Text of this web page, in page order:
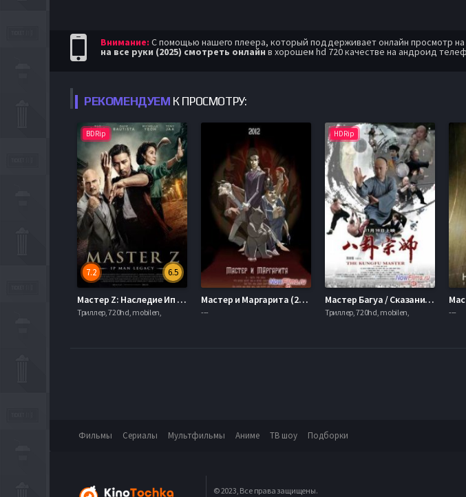
Внимание: С помощью нашего плеера, который поддерживает онлайн просмотр
на все руки (2025) смотреть онлайн в хорошем hd 720 качестве на андроид
РЕКОМЕНДУЕМ К ПРОСМОТРУ:
BDRip
6.5
7.2
Мастер Z: Наследие Ип Мана (2018)
Триллер, 720hd, mobilen,
Мастер и Маргарита (2015)
---
HDRip
Мастер Багуа / Сказание о наставнике Ба-гуа / Мастер кунг-фу (2012)
Триллер, 720hd, mobilen, ---
Фильмы Сериалы Мультфильмы Аниме ТВ шоу Подборки
© 2023, Все права защищены.